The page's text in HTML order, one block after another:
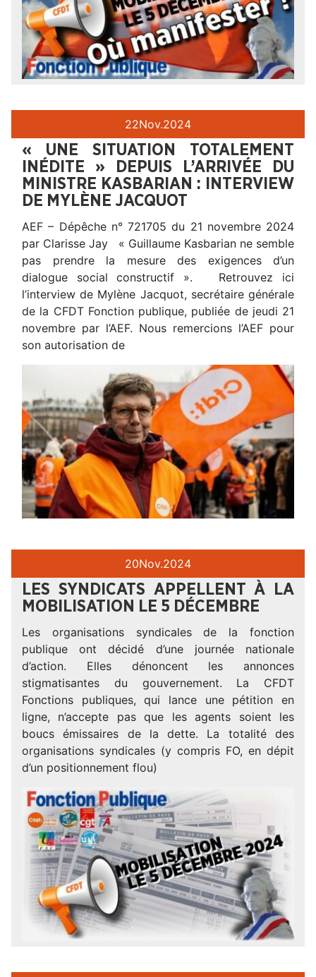
22Nov.2024
« UNE SITUATION TOTALEMENT
INÉDITE » DEPUIS L’ARRIVÉE DU
MINISTRE KASBARIAN : INTERVIEW
DE MYLÈNE JACQUOT
AEF – Dépêche n° 721705 du 21 novembre 2024
par Clarisse Jay « Guillaume Kasbarian ne semble
pas prendre la mesure des exigences d’un
dialogue social constructif ». Retrouvez ici
l’interview de Mylène Jacquot, secrétaire générale
de la CFDT Fonction publique, publiée de jeudi 21
novembre par l’AEF. Nous remercions l’AEF pour
son autorisation de
20Nov.2024
LES SYNDICATS APPELLENT À LA
MOBILISATION LE 5 DÉCEMBRE
Les organisations syndicales de la fonction
publique ont décidé d’une journée nationale
d’action. Elles dénoncent les annonces
stigmatisantes du gouvernement. La CFDT
Fonctions publiques, qui lance une pétition en
ligne, n’accepte pas que les agents soient les
boucs émissaires de la dette. La totalité des
organisations syndicales (y compris FO, en dépit
d’un positionnement flou)